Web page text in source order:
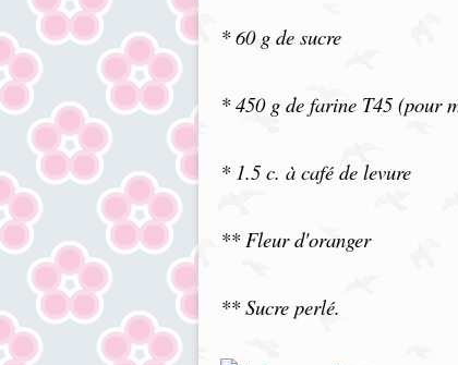
* 60 g de sucre
* 450 g de farine T45 (pour
* 1.5 c. à café de levure
** Fleur d'oranger
** Sucre perlé.